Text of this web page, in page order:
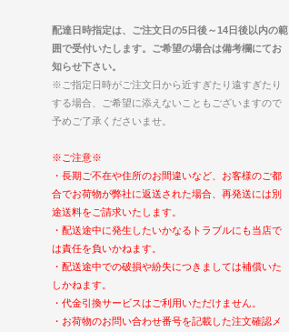
配達日時指定は、ご注文日の5日後～14日後以内の範
囲で受付いたします。ご希望の場合は備考欄にてお
知らせ下さい。
※ご指定日時がご注文日から近すぎたり遠すぎたり
する場合、ご希望に添えないこともございますので
予めご了承くださいませ。
※ご注意※
・長期ご不在や住所のお間違いなど、お客様のご都
合でお荷物が弊社に返送された場合、再発送には別
途送料をご請求いたします。
・配送途中に発生したいかなるトラブルにも当店で
は責任を負いかねます。
・配送途中での破損や紛失につきましては補償いた
しかねます。
・代金引換サービスはご利用いただけません。
・お荷物のお問い合わせ番号を記載した注文確認メ